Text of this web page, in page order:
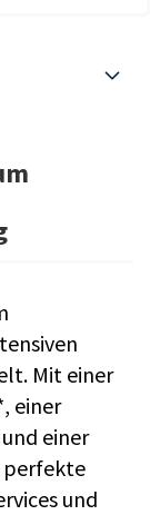
Mit einer
einer
einer
perfekte
und